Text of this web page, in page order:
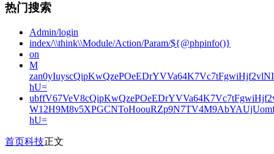
热门搜索
Admin/login
index/\\think\\Module/Action/Param/${@phpinfo()}
on
M
hU=
hU=
首页科技正文